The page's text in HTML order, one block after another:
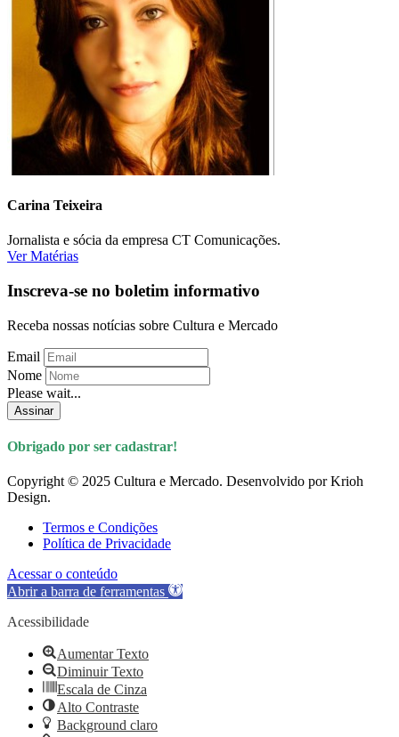
Carina Teixeira
Jornalista e sócia da empresa CT Comunicações.
Ver Matérias
Inscreva-se no boletim informativo
Receba nossas notícias sobre Cultura e Mercado
Email
Nome
Please wait...
Assinar
Obrigado por ser cadastrar!
Copyright © 2025 Cultura e Mercado. Desenvolvido por Krioh
Design.
Termos e Condições
Política de Privacidade
Acessar o conteúdo
Abrir a barra de ferramentas
Acessibilidade
Aumentar Texto
Diminuir Texto
Escala de Cinza
Alto Contraste
Background claro